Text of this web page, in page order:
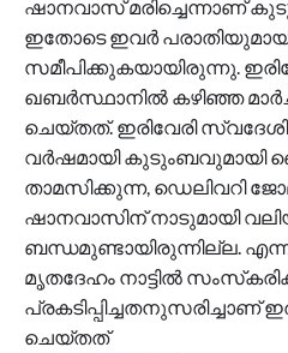
ഷാനവാസ് മരിച്ചെന്നാണ്
ഇതോടെ ഇവർ
സമീപിക്കുകയായിരുന്നു.
ഖബർസ്ഥാനില്‍ കഴിഞ്ഞ
ചെയ്തത്. ഇരിവേരി
വർഷമായി കുടുംബവുമായി
താമസിക്കുന്ന, ഡെലിവറി
ഷാനവാസിന് നാടുമായി
ബന്ധമുണ്ടായിരുന്നില്ല.
മൃതദേഹം നാട്ടില്‍
പ്രകടിപ്പിച്ചതനുസരിച്ചാണ്
ചെയ്ത‌ത്